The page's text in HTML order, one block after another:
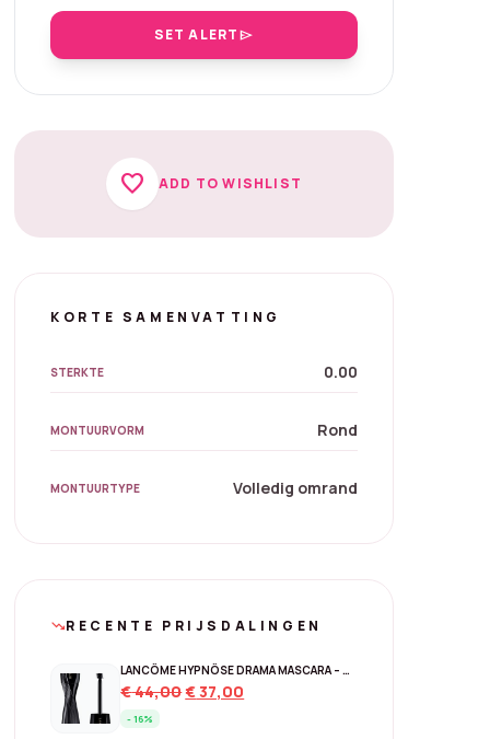
SET ALERTsend
favorite ADD TO WISHLIST
KORTE SAMENVATTING
STERKTE 0.00
MONTUURVORM Rond
MONTUURTYPE Volledig omrand
trending_downRECENTE PRIJSDALINGEN
LANCÔME HYPNÔSE DRAMA MASCARA – 01 EXCESSIVE BLACK
€44,00Original
€37,00
- 16%